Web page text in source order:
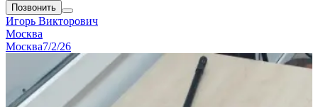
Позвонить
Игорь Викторович
Москва
Москва7/2/26